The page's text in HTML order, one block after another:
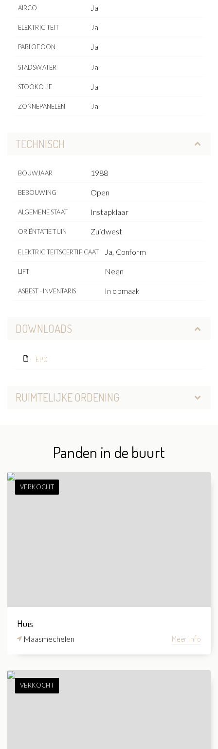
AIRCO Ja
ELEKTRICITEIT Ja
PARLOFOON Ja
STADSWATER Ja
STOOKOLIE Ja
ZONNEPANELEN Ja
TECHNISCH
BOUWJAAR 1988
BEBOUWING Open
ALGEMENE STAAT Instapklaar
ORIËNTATIE TUIN Zuidwest
ELEKTRICITEITSCERTIFICAAT Ja, Conform
LIFT Neen
ASBEST - INVENTARIS In opmaak
DOWNLOADS
EPC
RUIMTELIJKE ORDENING
Panden in de buurt
VERKOCHT
Huis
Maasmechelen Meer info
VERKOCHT